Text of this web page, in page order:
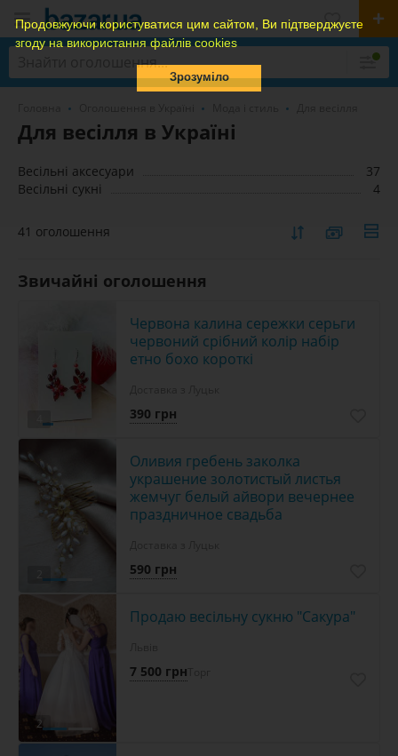
Продовжуючи користуватися цим сайтом, Ви підтверджуєте
згоду на використання файлів cookies
Зрозуміло
Для весілля в Україні
Весільні аксесуари
37
Весільні сукні
4
41 оголошення
Звичайні оголошення
Червона калина сережки серьги
червоний срібний колір набір
етно бохо короткі
390 грн
Оливия гребень заколка
украшение золотистый листья
жемчуг белый айвори вечернее
праздничное свадьба
590 грн
2
Продаю весільну сукню "Сакура"
7 500 грн